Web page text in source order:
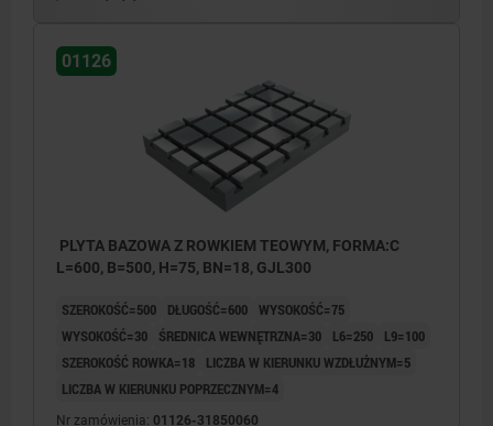
01126
PLYTA BAZOWA Z ROWKIEM TEOWYM, FORMA:C
L=600, B=500, H=75, BN=18, GJL300
SZEROKOŚĆ=500 DŁUGOŚĆ=600 WYSOKOŚĆ=75
WYSOKOŚĆ=30
ŚREDNICA WEWNĘTRZNA=30 L6=250
L9=100
SZEROKOŚĆ ROWKA=18
LICZBA W KIERUNKU WZDŁUŻNYM=5
LICZBA W KIERUNKU POPRZECZNYM=4
Nr zamówienia: 01126-31850060